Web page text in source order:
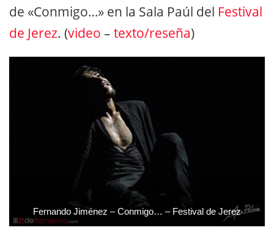
de «Conmigo…» en la Sala Paúl del Festival
de Jerez. (video – texto/reseña)
Fernando Jiménez – Conmigo… – Festival de Jerez